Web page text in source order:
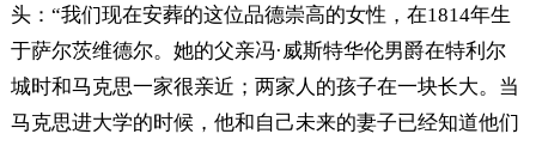
头：“我们现在安葬的这位品德崇高的女性，在1814年生
于萨尔茨维德尔。她的父亲冯·威斯特华伦男爵在特利尔
城时和马克思一家很亲近；两家人的孩子在一块长大。当
马克思进大学的时候，他和自己未来的妻子已经知道他们